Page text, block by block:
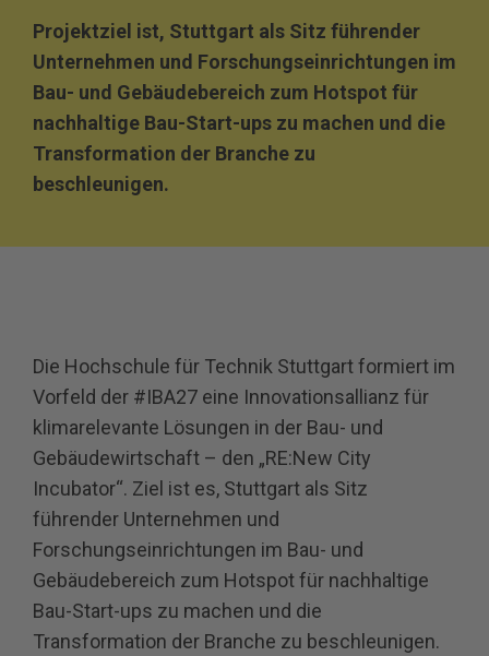
Projektziel ist, Stuttgart als Sitz führender
Unternehmen und Forschungseinrichtungen im
Bau‐ und Gebäudebereich zum Hotspot für
nachhaltige Bau‐Start‐ups zu machen und die
Transformation der Branche zu
beschleunigen.
Die Hochschule für Technik Stuttgart formiert im
Vorfeld der #IBA27 eine Innovationsallianz für
klimarelevante Lösungen in der Bau‐ und
Gebäudewirtschaft – den „RE:New City
Incubator“. Ziel ist es, Stuttgart als Sitz
führender Unternehmen und
Forschungseinrichtungen im Bau‐ und
Gebäudebereich zum Hotspot für nachhaltige
Bau‐Start‐ups zu machen und die
Transformation der Branche zu beschleunigen.